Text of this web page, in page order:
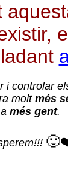
i controlar
moltmés
a més gent.